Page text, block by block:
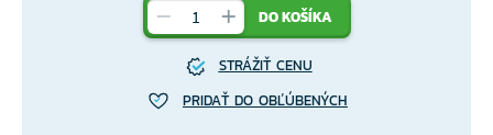
DO KOŠÍKA
STRÁŽIŤ CENU
PRIDAŤ DO OBĽÚBENÝCH